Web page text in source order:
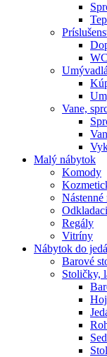
Vane,
Malý nábytok
Komody
Nástenné
Regály
Vitríny
Nábytok do
Barové
Stoličky,